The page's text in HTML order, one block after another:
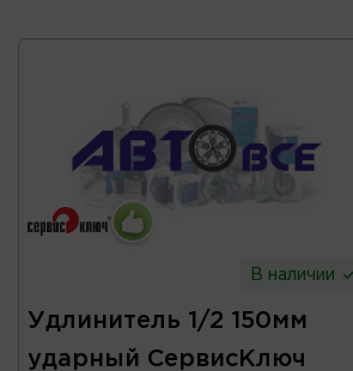
В наличии
Удлинитель 1/2 150мм
ударный СервисКлюч